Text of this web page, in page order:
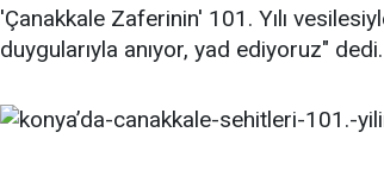
'Çanakkale Zaferinin' 101. Yılı
duygularıyla anıyor, yad ediyoruz" dedi.